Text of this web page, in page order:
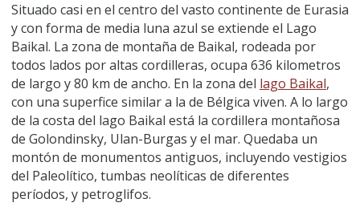
Situado casi en el centro del vasto continente de Eurasia
y con forma de media luna azul se extiende el Lago
Baikal. La zona de montaña de Baikal, rodeada por
todos lados por altas cordilleras, ocupa 636 kilometros
de largo y 80 km de ancho. En la zona del lago Baikal,
con una superfice similar a la de Bélgica viven. A lo largo
de la costa del lago Baikal está la cordillera montañosa
de Golondinsky, Ulan-Burgas y el mar. Quedaba un
montón de monumentos antiguos, incluyendo vestigios
del Paleolítico, tumbas neolíticas de diferentes
períodos, y petroglifos.